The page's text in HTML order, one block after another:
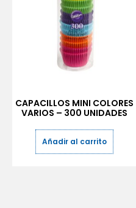
CAPACILLOS MINI COLORES
VARIOS – 300 UNIDADES
Añadir al carrito